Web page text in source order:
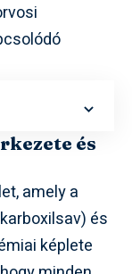
és
amely a
és
képlete